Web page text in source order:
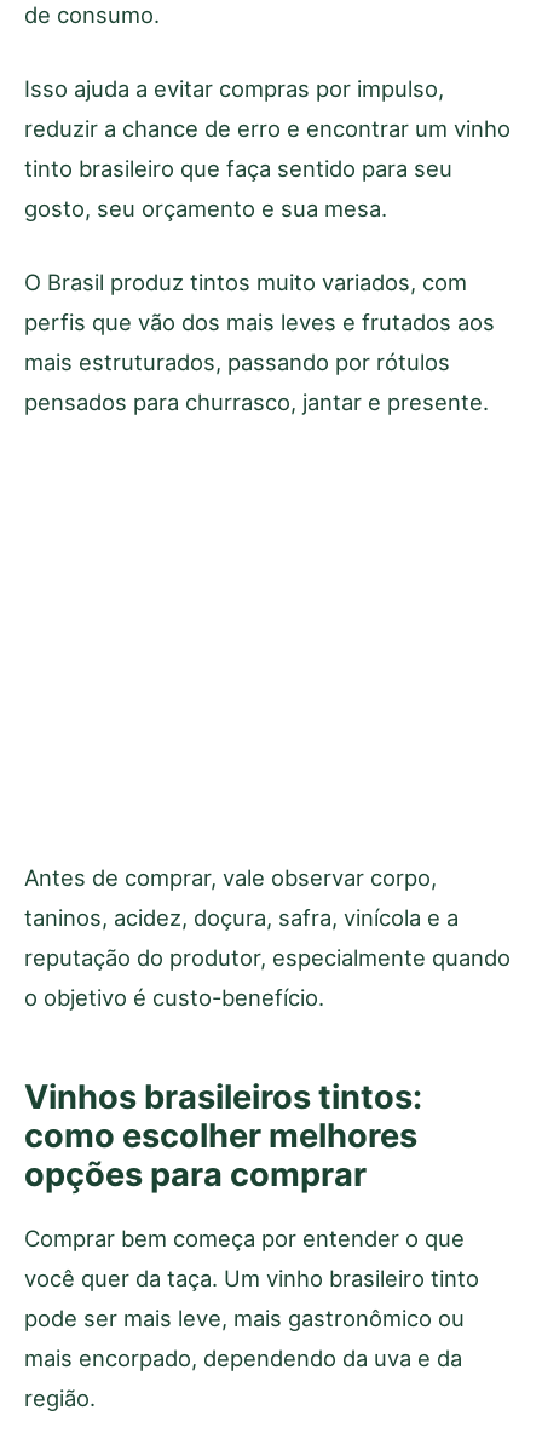
de consumo.
Isso ajuda a evitar compras por impulso,
reduzir a chance de erro e encontrar um vinho
tinto brasileiro que faça sentido para seu
gosto, seu orçamento e sua mesa.
O Brasil produz tintos muito variados, com
perfis que vão dos mais leves e frutados aos
mais estruturados, passando por rótulos
pensados para churrasco, jantar e presente.
Antes de comprar, vale observar corpo,
taninos, acidez, doçura, safra, vinícola e a
reputação do produtor, especialmente quando
o objetivo é custo-benefício.
Vinhos brasileiros tintos:
como escolher melhores
opções para comprar
Comprar bem começa por entender o que
você quer da taça. Um vinho brasileiro tinto
pode ser mais leve, mais gastronômico ou
mais encorpado, dependendo da uva e da
região.